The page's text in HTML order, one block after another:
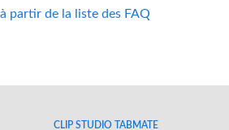
partir de la liste des FAQ
CLIP STUDIO TABMATE